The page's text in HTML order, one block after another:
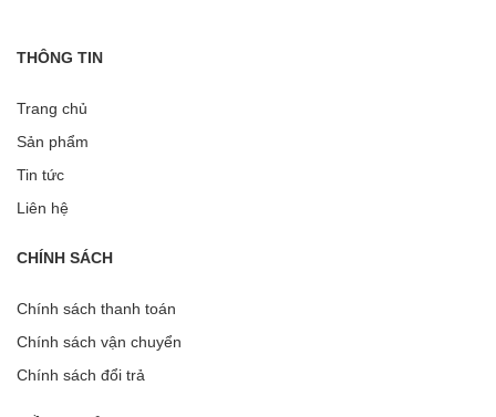
THÔNG TIN
Trang chủ
Sản phẩm
Tin tức
Liên hệ
CHÍNH SÁCH
Chính sách thanh toán
Chính sách vận chuyển
Chính sách đổi trả